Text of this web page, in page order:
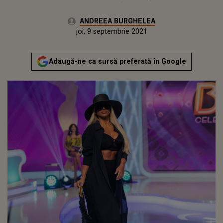
Autor:ANDREEA BURGHELEA
joi, 9 septembrie 2021Actualizat:
joi, 9 septembrie 2021
Adaugă-ne ca sursă preferată în Google